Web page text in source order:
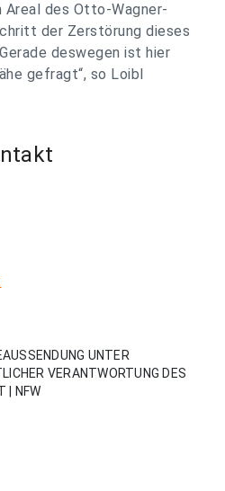
Areal des Otto-Wagner-
der Zerstörung dieses
deswegen ist hier
gefragt“, so Loibl
UNTER
VERANTWORTUNG DES
| NFW